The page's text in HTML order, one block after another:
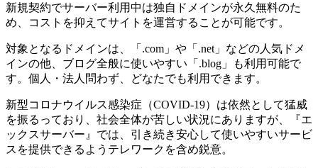
新規契約でサーバー利用中は独自ドメインが永久無料のた
め、コストを抑えてサイトを運営することが可能です。
対象となるドメインは、「.com」や「.net」などの人気ドメ
インの他、ブログ全般に使いやすい「.blog」も利用可能で
す。個人・法人問わず、どなたでも利用できます。
新型コロナウイルス感染症（COVID-19）は依然として猛威
を振るっており、社会全体が苦しい状況にありますが、『エ
ックスサーバー』では、引き続き安心して使いやすいサービ
スを提供できるようテレワークを含め鋭意。